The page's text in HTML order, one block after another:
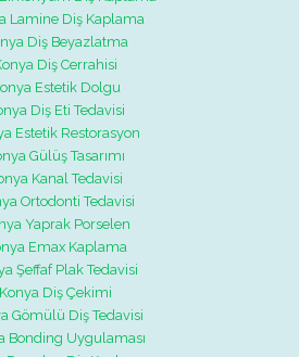
Lamine Diş Kaplama
Diş Beyazlatma
Diş Cerrahisi
Estetik Dolgu
Diş Eti Tedavisi
Estetik Restorasyon
Gülüş Tasarımı
Kanal Tedavisi
Ortodonti Tedavisi
Yaprak Porselen
Emax Kaplama
Şeffaf Plak Tedavisi
Konya Diş Çekimi
Gömülü Diş Tedavisi
Bonding Uygulaması